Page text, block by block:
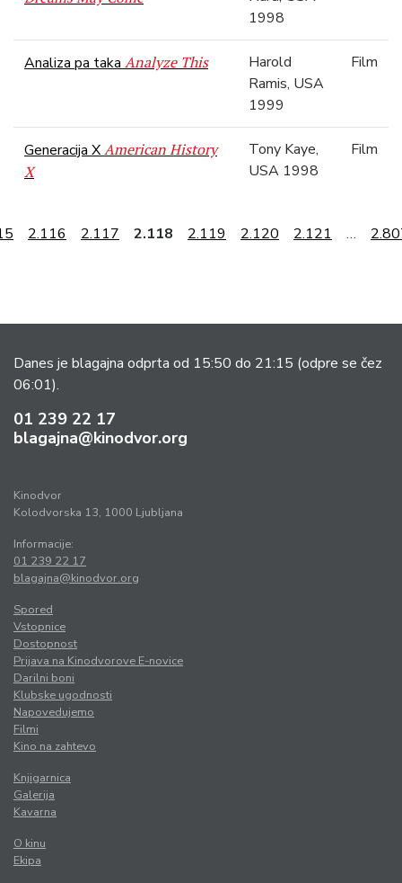
1998
Analiza pa taka Analyze This
Harold
Ramis, USA
1999
Film
Generacija XAmerican History
X
Tony Kaye,
USA 1998
Film
2.116 2.117 2.118 2.119 2.120 2.121 …
Danes je blagajna odprta od 15:50 do 21:15 (odpre se čez
06:01).
01 239 22 17
blagajna@kinodvor.org
Kinodvor
Kolodvorska 13, 1000 Ljubljana
Informacije:
01 239 22 17
blagajna@kinodvor.org
Spored
Vstopnice
Dostopnost
Prijava na Kinodvorove E-novice
Darilni boni
Klubske ugodnosti
Napovedujemo
Filmi
Kino na zahtevo
Knjigarnica
Galerija
Kavarna
O kinu
Ekipa